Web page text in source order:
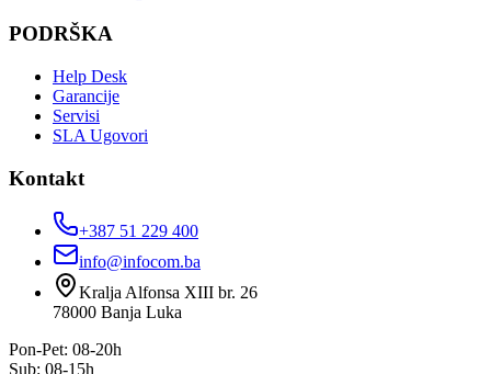
PODRŠKA
Help Desk
Garancije
Servisi
SLA Ugovori
Kontakt
+387 51 229 400
info@infocom.ba
Kralja Alfonsa XIII br. 26
78000 Banja Luka
Pon-Pet: 08-20h
Sub: 08-15h